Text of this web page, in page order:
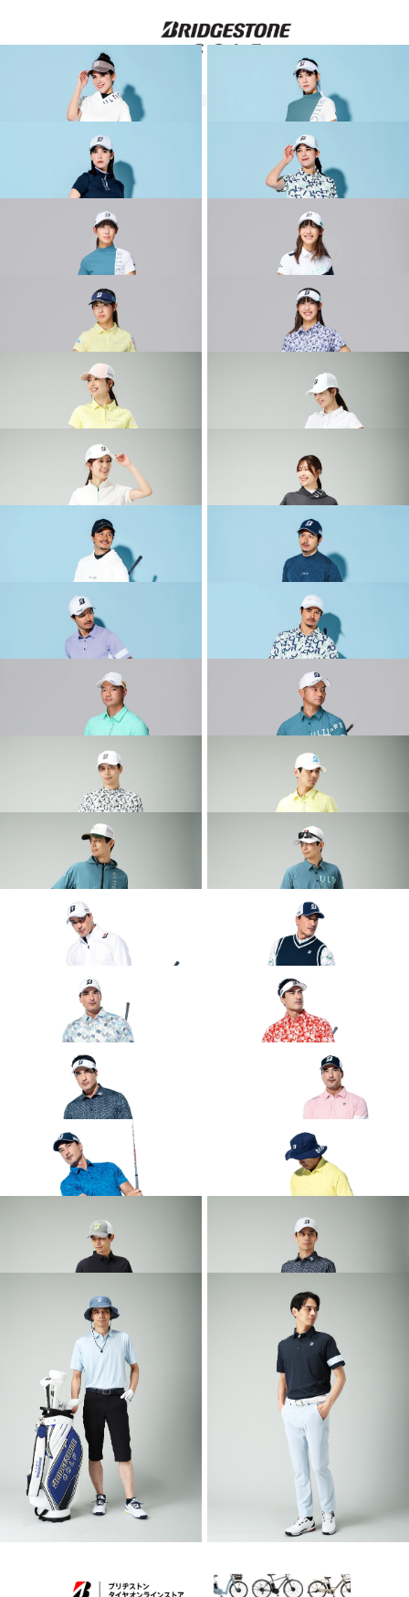
その他のコーディネート
2026 SPRING & SUMMER WEAR
2026 SPRING & SUMMER WEAR
2026 SPRING & SUMMER WEAR
2026 SPRING & SUMMER WEAR
2026 SPRING & SUMMER WEAR
2026 SPRING & SUMMER WEAR
2026 SPRING & SUMMER WEAR
2026 SPRING & SUMMER WEAR
2026 SPRING & SUMMER WEAR
2026 SPRING & SUMMER WEAR
2026 SPRING & SUMMER WEAR
COLLECTION
2026 SPRING & SUMMER WEAR
2026 SPRING & SUMMER WEAR
2026 SPRING & SUMMER WEAR
2026 SPRING & SUMMER WEAR
2026 SPRING & SUMMER WEAR
2026 SPRING & SUMMER WEAR
2026 SPRING & SUMMER WEAR
2026 SPRING & SUMMER WEAR
COLLECTION
2026 SPRING & SUMMER WEAR
2026 SPRING & SUMMER WEAR
2026 SPRING & SUMMER WEAR
COLLECTION
2026 SPRING & SUMMER WEAR
COLLECTION
2026 SPRING & SUMMER WEAR
2026 SPRING & SUMMER WEAR
COLLECTION
2026 SPRING & SUMMER WEAR
2026 SPRING & SUMMER WEAR
2026 SPRING & SUMMER WEAR
2026 SPRING & SUMMER WEAR
2026 SPRING & SUMMER WEAR
2026 SPRING & SUMMER WEAR
COLLECTION
2026 SPRING & SUMMER WEAR
COLLECTION
2026 SPRING & SUMMER WEAR
COLLECTION
2026 SPRING & SUMMER WEAR
COLLECTION